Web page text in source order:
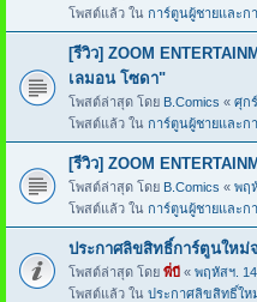
โพสต์แล้ว ใน การ์ตูนผู้ชายและก
[รีวิว] ZOOM
เลมอน โซดา"
โพสต์ล่าสุด โดย B.Comics « ศุก
โพสต์แล้ว ใน การ์ตูนผู้ชายและก
[รีวิว] ZOOM
โพสต์ล่าสุด โดย B.Comics « พฤ
โพสต์แล้ว ใน การ์ตูนผู้ชายและก
ประกาศลิขสิทธิ์การ์ตูนใหม่
โพสต์ล่าสุด โดย พี่บี « พฤหัสฯ.
โพสต์แล้ว ใน ประกาศลิขสิทธิ์ให